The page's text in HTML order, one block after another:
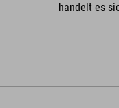
handelt es